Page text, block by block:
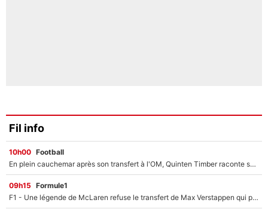
Fil info
10h00 Football
En plein cauchemar après son transfert à l'OM, Quinten Timber raconte ses doutes après sa signature à Marseille
09h15 Formule1
F1 - Une légende de McLaren refuse le transfert de Max Verstappen qui pourrait «faire des vagues» et plomber l'ambiance dans l'équipe